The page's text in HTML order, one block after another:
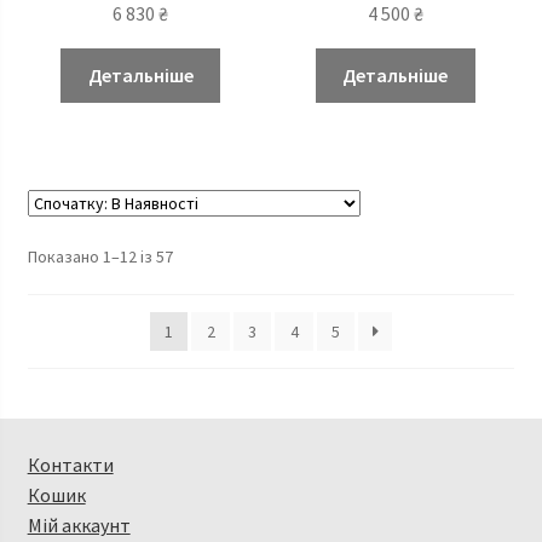
6 830₴
Детальніше
4 500 ₴
Детальніше
Показано 1–12 із 57
1 2 3 4 5
Контакти
Кошик
Мій аккаунт